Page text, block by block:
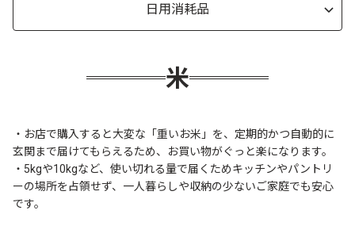
日用消耗品
米
・お店で購入すると大変な「重いお米」を、定期的かつ自動的に
玄関まで届けてもらえるため、お買い物がぐっと楽になります。
・5kgや10kgなど、使い切れる量で届くためキッチンやパントリ
ーの場所を占領せず、一人暮らしや収納の少ないご家庭でも安心
です。